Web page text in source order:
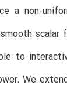
a non-
to
We